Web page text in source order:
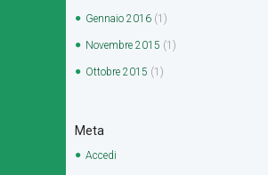
Gennaio 2016 (1)
Novembre 2015 (1)
Ottobre 2015 (1)
Meta
Accedi